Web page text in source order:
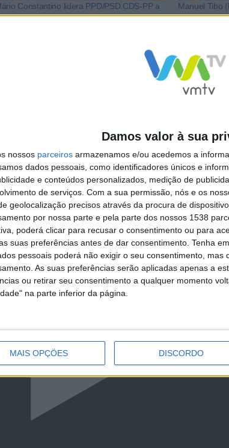
Damos valor à sua
nossos parceiros armazenamos e/ou acedemos a
dados pessoais, como identificadores únicos e
e conteúdos personalizados, medição de
de serviços. Com a sua permissão, nós e os
geolocalização precisos através da procura de
por nossa parte e pela parte dos nossos 1538
poderá clicar para recusar o consentimento ou para
suas preferências antes de dar consentimento. Tenha
pessoais poderá não exigir o seu consentimento, mas
As suas preferências serão aplicadas apenas a
ou retirar seu consentimento a qualquer momento
na parte inferior da página.
MAIS OPÇÕES DISCORDO
Constantino lidera PPD/PSD.CDS-PP a
esmagadora nas Autárquicas 2025
Manuel Tibo
em Terras de